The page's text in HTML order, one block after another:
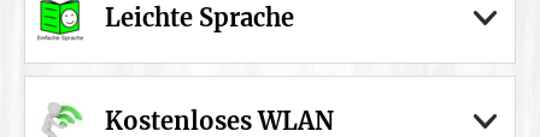
Leichte Sprache
Kostenloses WLAN